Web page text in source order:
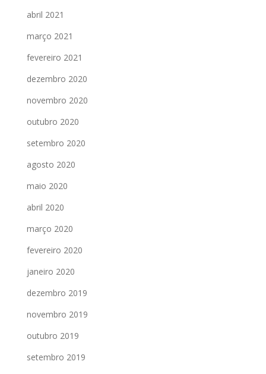
abril 2021
março 2021
fevereiro 2021
dezembro 2020
novembro 2020
outubro 2020
setembro 2020
agosto 2020
maio 2020
abril 2020
março 2020
fevereiro 2020
janeiro 2020
dezembro 2019
novembro 2019
outubro 2019
setembro 2019